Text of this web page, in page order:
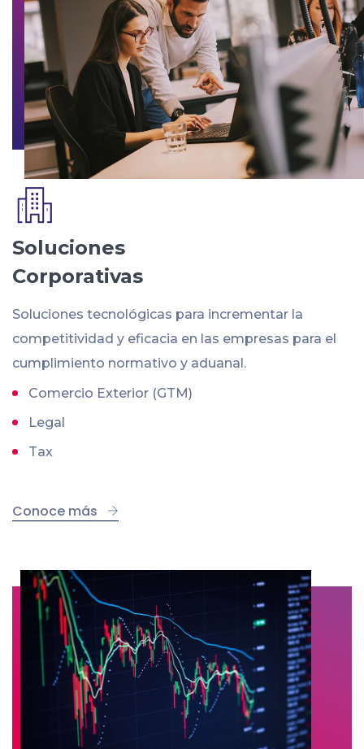
Soluciones
Corporativas
Soluciones tecnológicas para incrementar la
competitividad y eficacia en las empresas para el
cumplimiento normativo y aduanal.
Comercio Exterior (GTM)
Legal
Tax
Conoce más